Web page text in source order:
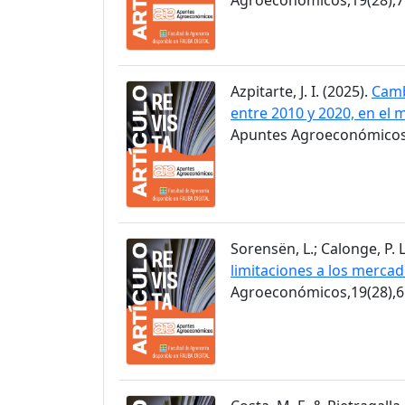
Azpitarte, J. I. (2025).
entre 2010 y 2020, en el
Apuntes
Sorensën, L.; Calonge, P.
limitaciones a los
Agroeconómicos,19(28),6